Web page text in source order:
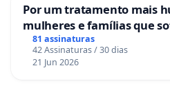
Por um tratamento mais
mulheres e famílias que
gestacional nos hospitais
81 assinaturas
42 Assinaturas / 30 dias
21 Jun 2026